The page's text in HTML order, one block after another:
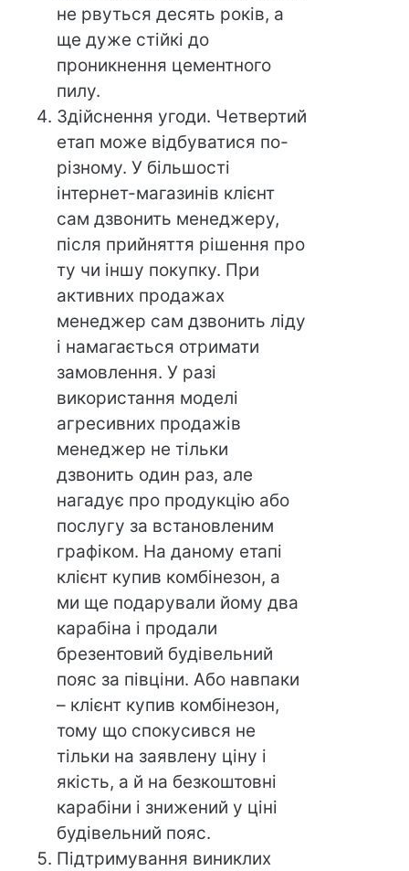
не рвуться десять років, а
ще дуже стійкі до
проникнення цементного
пилу.
Здійснення угоди. Четвертий
етап може відбуватися по-
різному. У більшості
інтернет-магазинів клієнт
сам дзвонить менеджеру,
після прийняття рішення про
ту чи іншу покупку. При
активних продажах
менеджер сам дзвонить ліду
і намагається отримати
замовлення. У разі
використання моделі
агресивних продажів
менеджер не тільки
дзвонить один раз, але
нагадує про продукцію або
послугу за встановленим
графіком. На даному етапі
клієнт купив комбінезон, а
ми ще подарували йому два
карабіна і продали
брезентовий будівельний
пояс за півціни. Або навпаки
– клієнт купив комбінезон,
тому що спокусився не
тільки на заявлену ціну і
якість, а й на безкоштовні
карабіни і знижений у ціні
будівельний пояс.
Підтримування виниклих